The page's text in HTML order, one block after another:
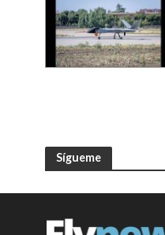
Sígueme